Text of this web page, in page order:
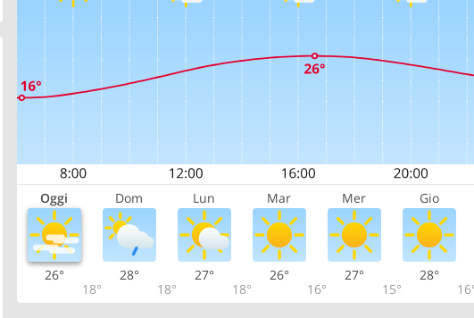
Oggi Dom Lun Mar Mer Gio
26°
18°
28°
18°
27°
18°
26°
16°
27°
15°
28°